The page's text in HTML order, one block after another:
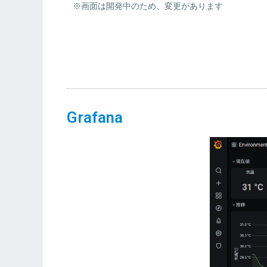
※画面は開発中のため、変更があります
Grafana